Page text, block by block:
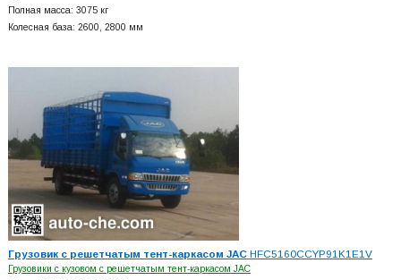
Полная масса: 3075 кг
Колесная база: 2600, 2800 мм
Грузовик с решетчатым тент-каркасом JACHFC5160CCYP91K1E1V
Грузовики с кузовом с решетчатым тент-каркасом JAC